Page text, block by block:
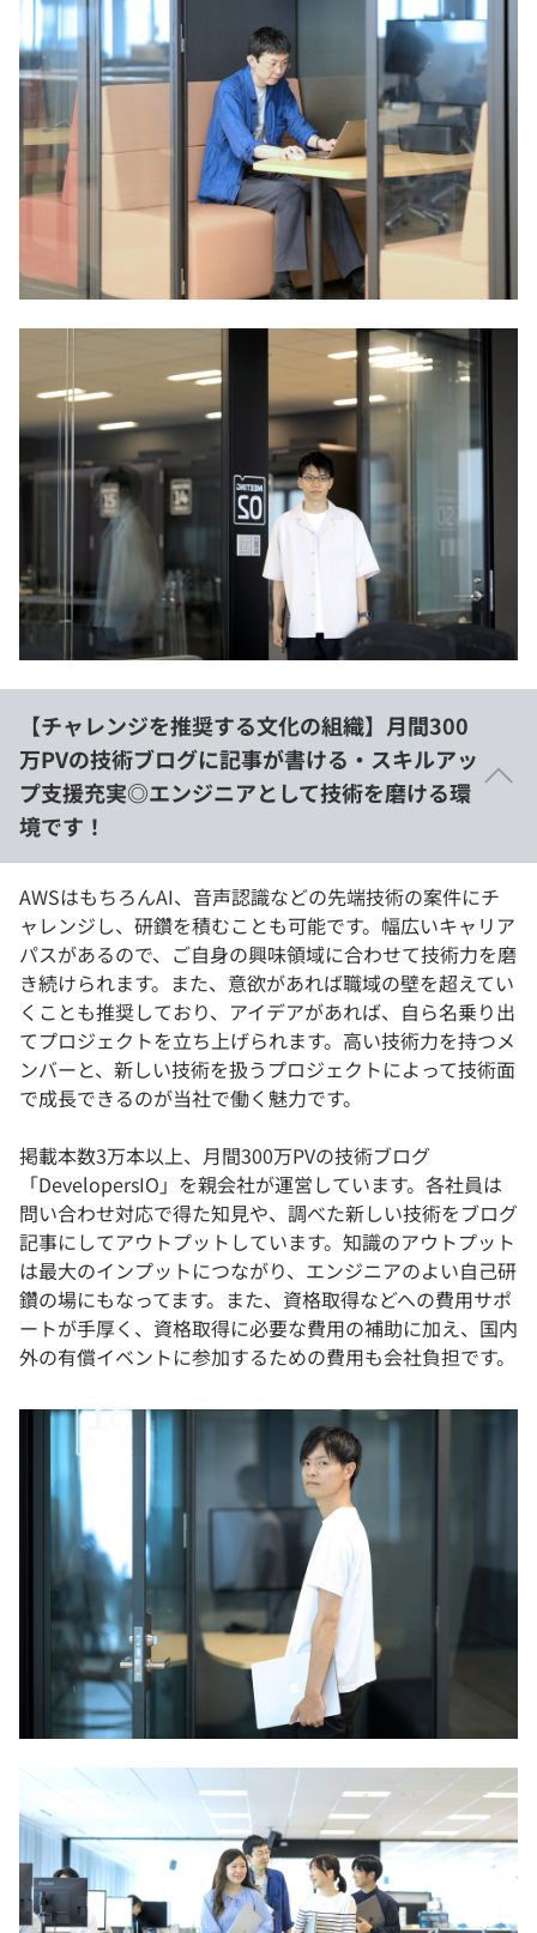
【チャレンジを推奨する文化の組織】月間300
万PVの技術ブログに記事が書ける・スキルアッ
プ支援充実◎エンジニアとして技術を磨ける環
境です！
AWSはもちろんAI、音声認識などの先端技術の案件にチ
ャレンジし、研鑽を積むことも可能です。幅広いキャリア
パスがあるので、ご自身の興味領域に合わせて技術力を磨
き続けられます。また、意欲があれば職域の壁を超えてい
くことも推奨しており、アイデアがあれば、自ら名乗り出
てプロジェクトを立ち上げられます。高い技術力を持つメ
ンバーと、新しい技術を扱うプロジェクトによって技術面
で成長できるのが当社で働く魅力です。
掲載本数3万本以上、月間300万PVの技術ブログ
「DevelopersIO」を親会社が運営しています。各社員は
問い合わせ対応で得た知見や、調べた新しい技術をブログ
記事にしてアウトプットしています。知識のアウトプット
は最大のインプットにつながり、エンジニアのよい自己研
鑽の場にもなってます。また、資格取得などへの費用サポ
ートが手厚く、資格取得に必要な費用の補助に加え、国内
外の有償イベントに参加するための費用も会社負担です。